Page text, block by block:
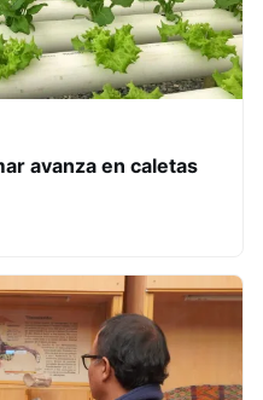
avanza en caletas